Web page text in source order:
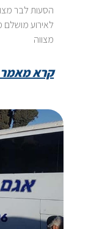
הסעות לבר
לאירוע מושלם
מצווה
קרא